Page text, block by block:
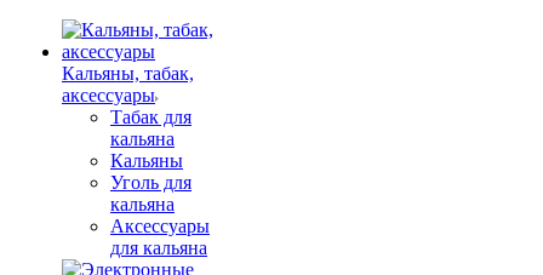
Кальяны, табак,
аксессуары
Табак для
кальяна
Кальяны
Уголь для
кальяна
Аксессуары
для кальяна